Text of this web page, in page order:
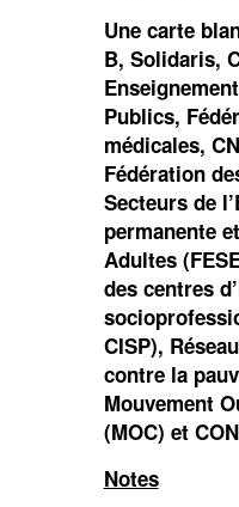
Une carte
B, Solidaris,
Publics,
médicales,
Fédération
Secteurs de
permanente
Adultes
des centres
CISP),
contre la
Mouvement
(MOC) et
Notes